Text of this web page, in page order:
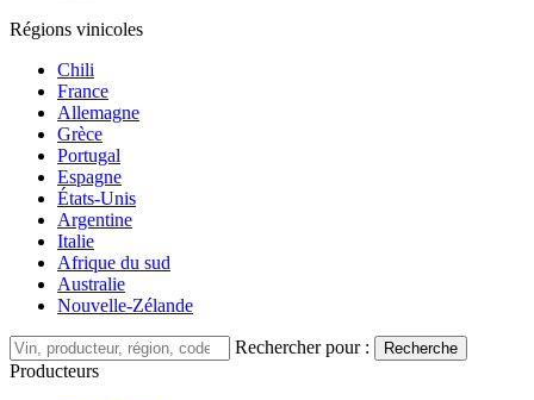
Régions vinicoles
Chili
France
Allemagne
Grèce
Portugal
Espagne
États-Unis
Argentine
Italie
Afrique du sud
Australie
Nouvelle-Zélande
Rechercher pour : Recherche
Producteurs